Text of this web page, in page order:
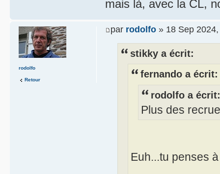
mais là, avec la CL,
par rodolfo » 18 Sep
stikky a écrit:
fernando a écrit:
rodolfo a écrit:
Plus des
Euh...tu penses
rodolfo
Retour